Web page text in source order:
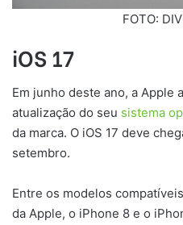
FOTO:
iOS 17
Em junho deste ano, a Apple
atualização do seu sistema
da marca. O iOS 17 deve
setembro.
Entre os modelos
da Apple, o iPhone 8 e o